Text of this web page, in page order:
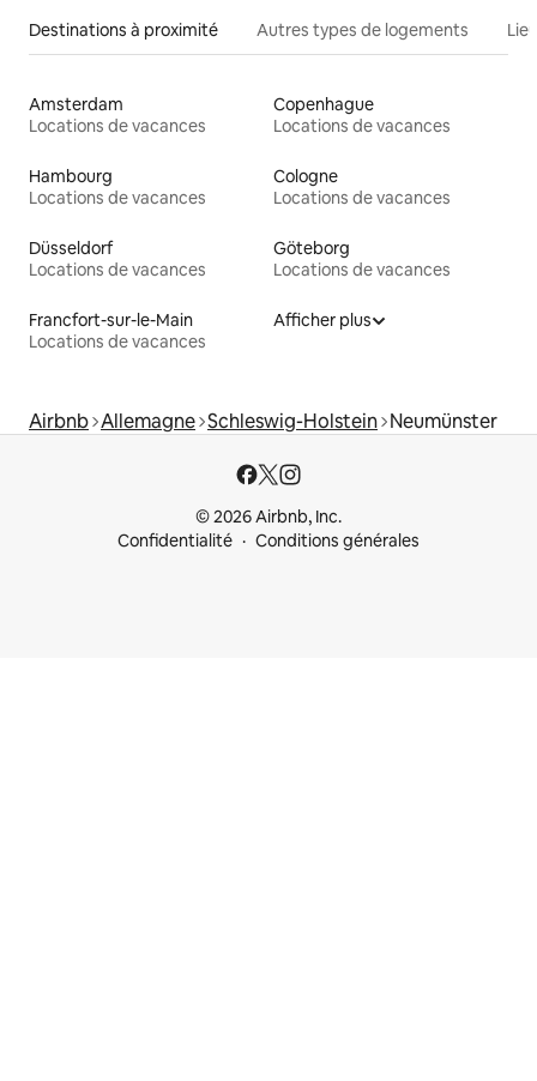
Destinations à proximité Autres types de logements
Amsterdam
Locations de vacances
Copenhague
Locations de vacances
Hambourg
Locations de vacances
Cologne
Locations de vacances
Düsseldorf
Locations de vacances
Göteborg
Locations de vacances
Francfort-sur-le-Main
Locations de vacances
Afficher plus
Airbnb Allemagne Schleswig-Holstein Neumünster
© 2026 Airbnb, Inc.
Confidentialité
Conditions générales